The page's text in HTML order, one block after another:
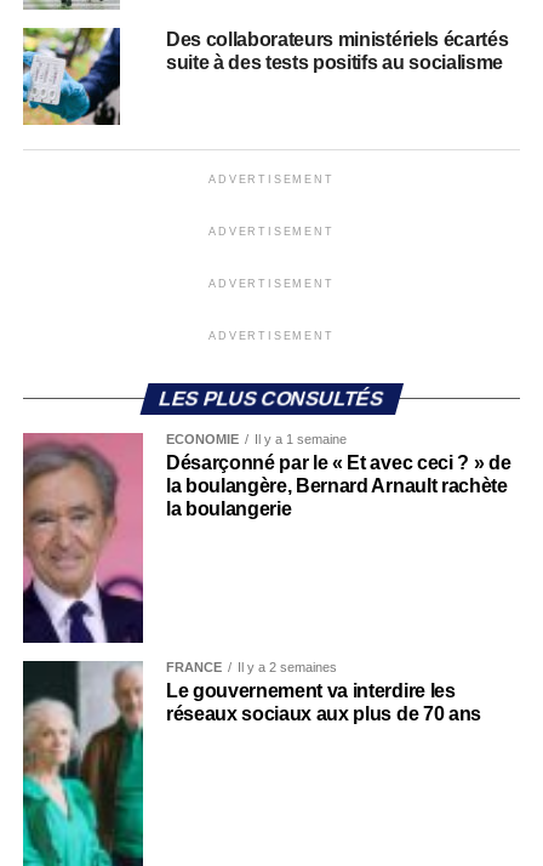
Des collaborateurs ministériels écartés
suite à des tests positifs au socialisme
ADVERTISEMENT
ADVERTISEMENT
ADVERTISEMENT
ADVERTISEMENT
LES PLUS CONSULTÉS
ECONOMIE Il y a 1 semaine
Désarçonné par le « Et avec ceci ? » de
la boulangère, Bernard Arnault rachète
la boulangerie
FRANCE Il y a 2 semaines
Le gouvernement va interdire les
réseaux sociaux aux plus de 70 ans